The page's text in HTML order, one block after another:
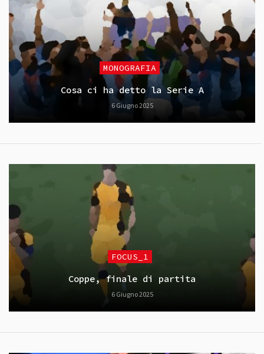
MONOGRAFIA
Cosa ci ha detto la Serie A
6 Giugno 2025
FOCUS_1
Coppe, finale di partita
6 Giugno 2025